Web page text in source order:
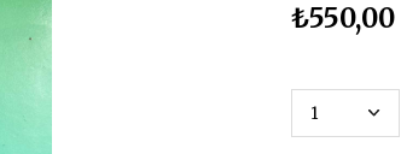
₺550,00